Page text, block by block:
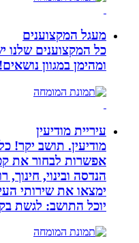
מעגל המקצוענים
כל המקצוענים שלנו
ומהימן במגוון נושאים!
עיריית מודיעין
מודיעין. תושב יקר! כל
אפשרות לבחור את
הנדסה ובינוי, חינוך,
ימצאו את שירותי
יוכל התושב: לגשת בקלות